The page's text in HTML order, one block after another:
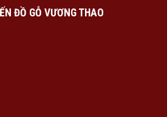
ĐỒ GỖ VƯƠNG THAO